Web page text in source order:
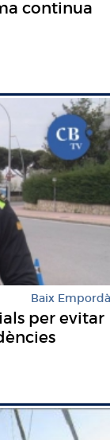
continua
Baix Empordà
per evitar